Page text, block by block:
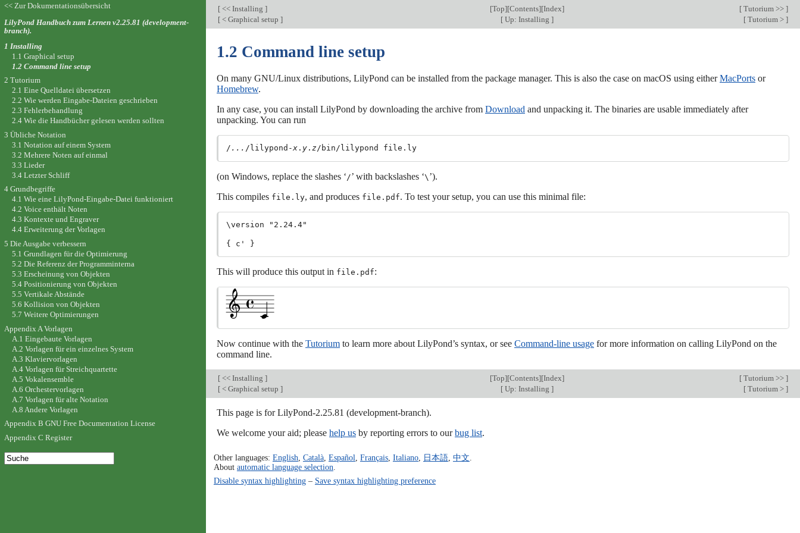
[ << Installing ] [Top][Contents][Index] [ Tutorium >> ]
[ < Graphical setup ] [ Up: Installing ] [ Tutorium > ]
1.2 Command line setup
On many GNU/Linux distributions, LilyPond can be installed from the package manager. This is also the case on macOS using eitherMacPorts or
Homebrew.
In any case, you can install LilyPond by downloading the archive from Download and unpacking it. The binaries are usable immediately after
unpacking. You can run
/ ... /lilypond-x . y .z
(on Windows, replace the slashes ‘ /’ with backslashes ‘\ ’).
This compiles file.ly, and produces file.pdf. To test your setup, you can use this minimal file:
\version "2.24.4"
This will produce this output in file.pdf:
Now continue with the Tutorium to learn more about LilyPond’s syntax, or see Command-line usage for more information on calling LilyPond on the
command line.
[ << Installing ] [Top][Contents][Index] [ Tutorium >> ]
[ < Graphical setup ] [ Up: Installing ] [ Tutorium > ]
This page is for LilyPond-2.25.81 (development-branch).
We welcome your aid; please help us by reporting errors to ourbug list.
Other languages: English Català, Español Français, Italiano, 日本語, 中文
About automatic language selection
Disable syntax highlighting– Save syntax highlighting preference
<< Zur Dokumentationsübersicht
LilyPond Handbuch zum Lernen v2.25.81 (development-
branch).
1 Installing
1.1 Graphical setup
1.2 Command line setup
2 Tutorium
2.1 Eine Quelldatei übersetzen
2.2 Wie werden Eingabe-Dateien geschrieben
2.3 Fehlerbehandlung
2.4 Wie die Handbücher gelesen werden sollten
3 Übliche Notation
3.1 Notation auf einem System
3.2 Mehrere Noten auf einmal
3.3 Lieder
3.4 Letzter Schliff
4 Grundbegriffe
4.1 Wie eine LilyPond-Eingabe-Datei funktioniert
4.2 Voice enthält Noten
4.3 Kontexte und Engraver
4.4 Erweiterung der Vorlagen
5 Die Ausgabe verbessern
5.1 Grundlagen für die Optimierung
5.2 Die Referenz der Programminterna
5.3 Erscheinung von Objekten
5.4 Positionierung von Objekten
5.5 Vertikale Abstände
5.6 Kollision von Objekten
5.7 Weitere Optimierungen
Appendix A Vorlagen
A.1 Eingebaute Vorlagen
A.2 Vorlagen für ein einzelnes System
A.3 Klaviervorlagen
A.4 Vorlagen für Streichquartette
A.5 Vokalensemble
A.6 Orchestervorlagen
A.7 Vorlagen für alte Notation
A.8 Andere Vorlagen
Appendix B GNU Free Documentation License
Appendix C Register